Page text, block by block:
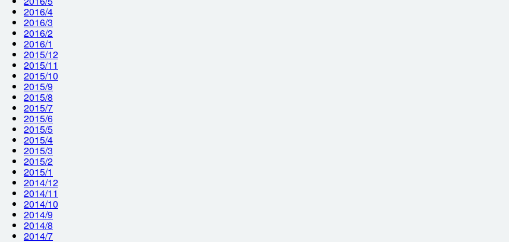
2016/4
2016/3
2016/2
2016/1
2015/12
2015/11
2015/10
2015/9
2015/8
2015/7
2015/6
2015/5
2015/4
2015/3
2015/2
2015/1
2014/12
2014/11
2014/10
2014/9
2014/8
2014/7